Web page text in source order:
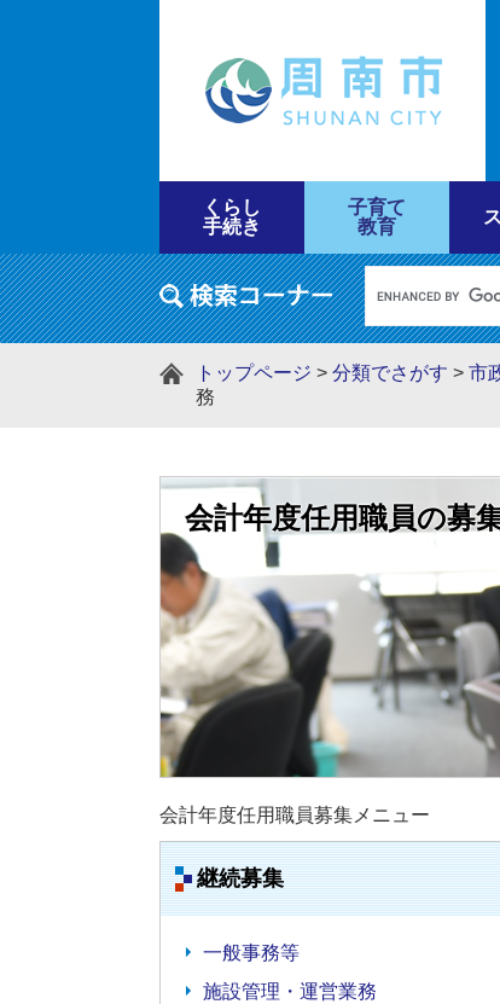
くらし
手続き
子育て
教育
トップページ > 分類でさがす > 市
務
会計年度任用職員の募
会計年度任用職員募集メニュー
継続募集
一般事務等
施設管理・運営業務